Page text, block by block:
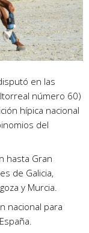
en las
número 60)
hípica nacional
del
hasta Gran
de Galicia,
y Murcia.
nacional para